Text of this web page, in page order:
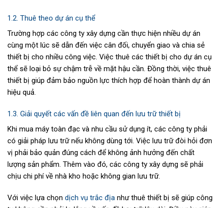
1.2. Thuê theo dự án cụ thể
Trường hợp các công ty xây dựng cần thực hiện nhiều dự án
cùng một lúc sẽ dẫn đến việc cân đối, chuyển giao và chia sẻ
thiết bị cho nhiều công việc. Việc thuê các thiết bị cho dự án cụ
thể sẽ loại bỏ sự chậm trễ về mặt hậu cần. Đồng thời, việc thuê
thiết bị giúp đảm bảo nguồn lực thích hợp để hoàn thành dự án
hiệu quả.
1.3. Giải quyết các vấn đề liên quan đến lưu trữ thiết bị
Khi mua máy toàn đạc và nhu cầu sử dụng ít, các công ty phải
có giải pháp lưu trữ nếu không dùng tới. Việc lưu trữ đòi hỏi đơn
vị phải bảo quản đúng cách để không ảnh hưởng đến chất
lượng sản phẩm. Thêm vào đó, các công ty xây dựng sẽ phải
chịu chi phí về nhà kho hoặc không gian lưu trữ.
Với việc lựa chọn dịch vụ trắc địa như thuê thiết bị sẽ giúp công